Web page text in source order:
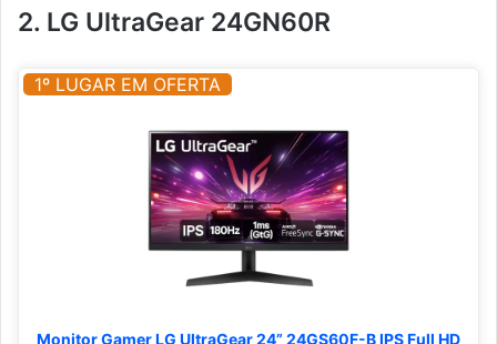
2. LG UltraGear 24GN60R
1º LUGAR EM OFERTA
Monitor Gamer LG UltraGear 24” 24GS60F-B IPS Full HD